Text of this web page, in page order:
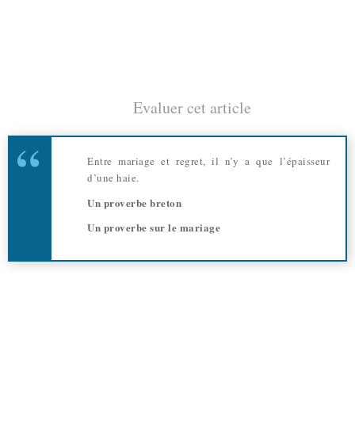
Evaluer cet article
Entre mariage et regret, il n’y a que l’épaisseur
d’une haie.
Un proverbe breton
Un proverbe sur le mariage